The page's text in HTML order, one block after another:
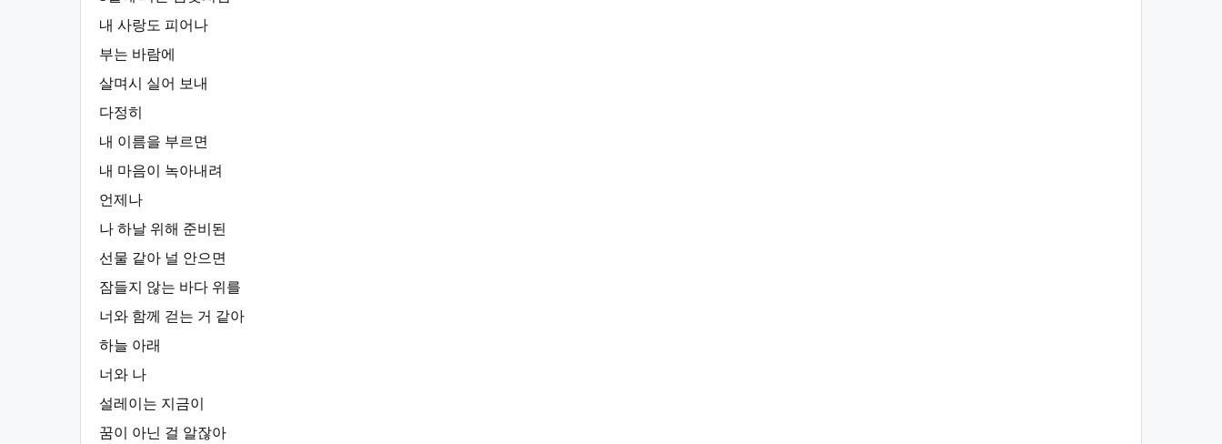
내 사랑도 피어나
부는 바람에
살며시 실어 보내
다정히
내 이름을 부르면
내 마음이 녹아내려
언제나
나 하날 위해 준비된
선물 같아 널 안으면
잠들지 않는 바다 위를
너와 함께 걷는 거 같아
하늘 아래
너와 나
설레이는 지금이
꿈이 아닌 걸 알잖아